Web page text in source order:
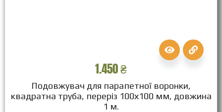
1.450₴
Подовжувач для парапетної воронки,
квадратна труба, переріз 100х100 мм, довжина
1 м.